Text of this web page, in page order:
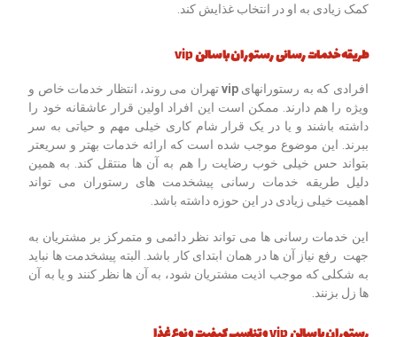
کمک زیادی به او در انتخاب غذایش کند.
طریقه خدمات رسانی رستوران با سالنvip
افرادی که به رستورانهای vipتهران می روند، انتظار خدمات خاص و
ویژه را هم دارند. ممکن است این افراد اولین قرار عاشقانه خود را
داشته باشند و یا در یک قرار شام کاری خیلی مهم و حیاتی به سر
ببرند. این موضوع موجب شده است که ارائه خدمات بهتر و سریعتر
بتواند حس خیلی خوب رضایت را هم به آن ها منتقل کند. به همین
دلیل طریقه خدمات رسانی پیشخدمت های رستوران می تواند
اهمیت خیلی زیادی در این حوزه داشته باشد.
این خدمات رسانی ها می تواند نظر دائمی و متمرکز بر مشتریان به
جهت رفع نیاز آن ها در همان ابتدای کار باشد. البته پیشخدمت ها نباید
به شکلی که موجب اذیت مشتریان شود، به آن ها نظر کنند و یا به آن
ها زل بزنند.